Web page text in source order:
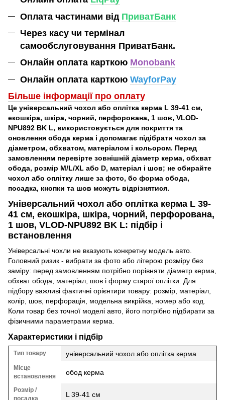
Оплата частинами від ПриватБанк
Через касу чи термінал
самообслуговування ПриватБанк.
Онлайн оплата карткою Monobank
Онлайн оплата карткою WayforPay
Більше інформації про оплату
Це універсальний чохол або оплітка керма L 39-41 см,
екошкіра, шкіра, чорний, перфорована, 1 шов, VLOD-
NPU892 BK L, використовується для покриття та
оновлення обода керма і допомагає підібрати чохол за
діаметром, обхватом, матеріалом і кольором. Перед
замовленням перевірте зовнішній діаметр керма, обхват
обода, розмір M/L/XL або D, матеріал і шов; не обирайте
чохол або оплітку лише за фото, бо форма обода,
посадка, кнопки та шов можуть відрізнятися.
Універсальний чохол або оплітка керма L 39-
41 см, екошкіра, шкіра, чорний, перфорована,
1 шов, VLOD-NPU892 BK L: підбір і
встановлення
Універсальні чохли не вказують конкретну модель авто.
Головний ризик - вибрати за фото або літерою розміру без
заміру: перед замовленням потрібно порівняти діаметр керма,
обхват обода, матеріал, шов і форму старої оплітки. Для
підбору важливі фактичні орієнтири товару: розмір, матеріал,
колір, шов, перфорація, модельна викрійка, номер або код.
Коли товар без точної моделі авто, його потрібно підбирати за
фізичними параметрами керма.
Характеристики і підбір
Тип товару універсальний чохол або оплітка керма
Місце
встановлення
обод керма
Розмір /
посадка
L 39-41 см